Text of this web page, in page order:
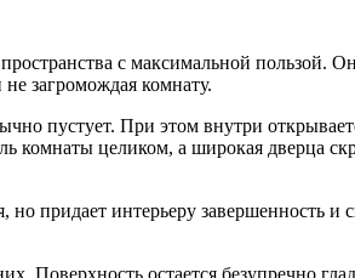
с максимальной пользой.
загромождая комнату.
пустует. При этом внутри
комнаты целиком, а широкая дверца
придает интерьеру завершенность
Поверхность остается безупречно